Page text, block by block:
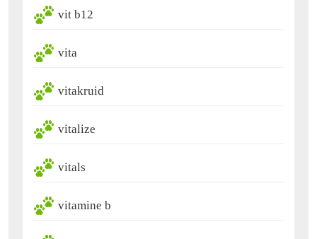
vit b12
vita
vitakruid
vitalize
vitals
vitamine b